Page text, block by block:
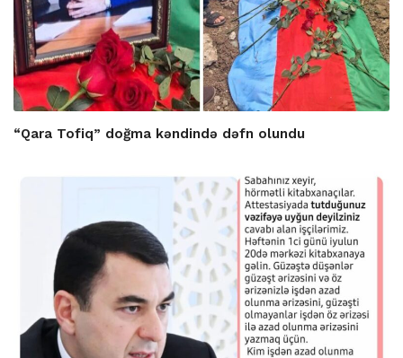
“Qara Tofiq” doğma kəndində dəfn olundu